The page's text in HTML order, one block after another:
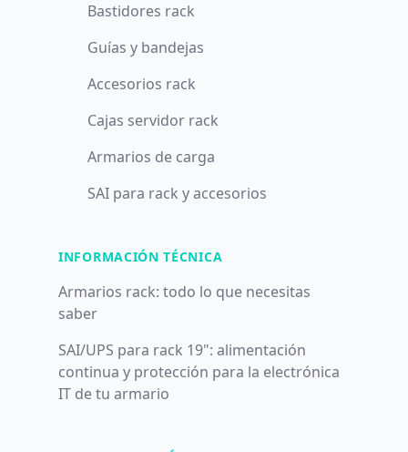
Bastidores rack
Guías y bandejas
Accesorios rack
Cajas servidor rack
Armarios de carga
SAI para rack y accesorios
INFORMACIÓN TÉCNICA
Armarios rack: todo lo que necesitas
saber
SAI/UPS para rack 19": alimentación
continua y protección para la electrónica
IT de tu armario